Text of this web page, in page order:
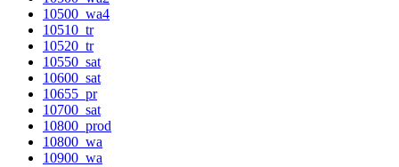
10500_wa4
10510_tr
10520_tr
10550_sat
10600_sat
10655_pr
10700_sat
10800_prod
10800_wa
10900_wa